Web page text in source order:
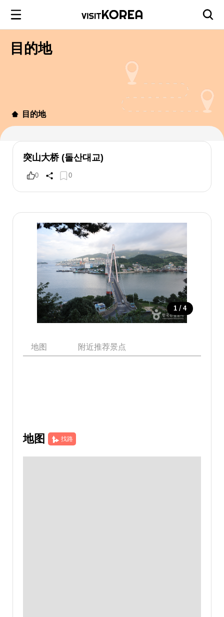
目的地
目的地
突山大桥 (돌산대교)
0 0
1 / 4
地图 附近推荐景点
地图 找路